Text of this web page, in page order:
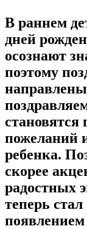
В раннем
дней
осознают
поэтому
пожеланий
ребенка.
скорее
радостных
теперь стал